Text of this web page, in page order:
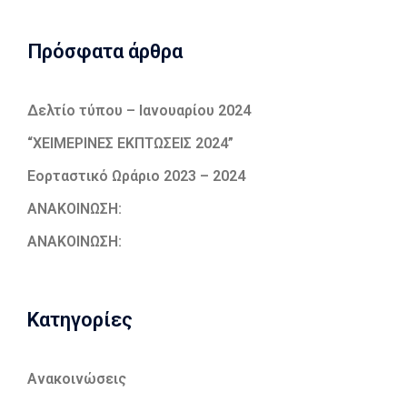
Πρόσφατα άρθρα
Δελτίο τύπου – Ιανουαρίου 2024
“ΧΕΙΜΕΡΙΝΕΣ ΕΚΠΤΩΣΕΙΣ 2024”
Εορταστικό Ωράριο 2023 – 2024
ΑΝΑΚΟΙΝΩΣΗ:
ΑΝΑΚΟΙΝΩΣΗ:
Kατηγορίες
Ανακοινώσεις